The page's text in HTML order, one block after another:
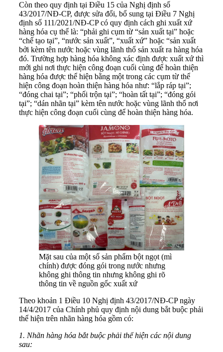
Còn theo quy định tại Điều 15 của Nghị định số
43/2017/NĐ-CP, được sửa đổi, bổ sung tại Điều 7 Nghị
định số 111/2021/NĐ-CP có quy định cách ghi xuất xứ
hàng hóa cụ thể là: “phải ghi cụm từ “sản xuất tại” hoặc
“chế tạo tại”, “nước sản xuất”, “xuất xứ” hoặc “sản xuất
bởi kèm tên nước hoặc vùng lãnh thổ sản xuất ra hàng hóa
đó. Trường hợp hàng hóa không xác định được xuất xứ thì
mới ghi nơi thực hiện công đoạn cuối cùng để hoàn thiện
hàng hóa được thể hiện bằng một trong các cụm từ thể
hiện công đoạn hoàn thiện hàng hóa như: “lắp ráp tại”;
“đóng chai tại”; “phối trộn tại”; “hoàn tất tại”; “đóng gói
tại”; “dán nhãn tại” kèm tên nước hoặc vùng lãnh thổ nơi
thực hiện công đoạn cuối cùng để hoàn thiện hàng hóa.
Mặt sau của một số sản phẩm bột ngọt (mì
chính) được đóng gói trong nước nhưng
không ghi thông tin nhưng không ghi rõ
thông tin về nguồn gốc xuất xứ
Theo khoản 1 Điều 10 Nghị định 43/2017/NĐ-CP ngày
14/4/2017 của Chính phủ quy định nội dung bắt buộc phải
thể hiện trên nhãn hàng hóa gồm có:
1. Nhãn hàng hóa bắt buộc phải thể hiện các nội dung
sau: